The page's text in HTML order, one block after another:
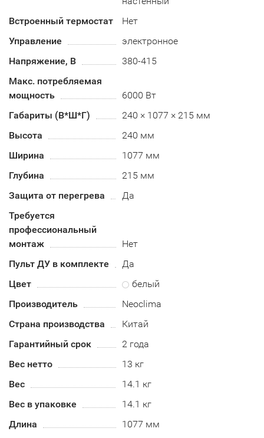
Встроенный термостат
Нет
Управление
электронное
Напряжение, В
380-415
Макс. потребляемая
мощность
6000 Вт
Габариты (В*Ш*Г)
240 × 1077 × 215 мм
Высота
240 мм
Ширина
1077 мм
Глубина
215 мм
Защита от перегрева
Да
Требуется
профессиональный
монтаж
Нет
Пульт ДУ в комплекте
Да
Цвет
белый
Производитель
Neoclima
Страна производства
Китай
Гарантийный срок
2 года
Вес нетто
13 кг
Вес
14.1 кг
Вес в упаковке
14.1 кг
Длина
1077 мм